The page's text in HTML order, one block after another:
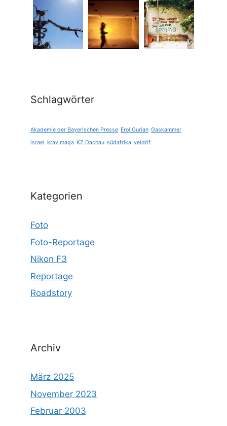
Schlagwörter
Akademie der Bayerischen Presse Erol Gurian Gaskammer
israel krav maga KZ Dachau südafrika veldrif
Kategorien
Foto
Foto-Reportage
Nikon F3
Reportage
Roadstory
Archiv
März 2025
November 2023
Februar 2003